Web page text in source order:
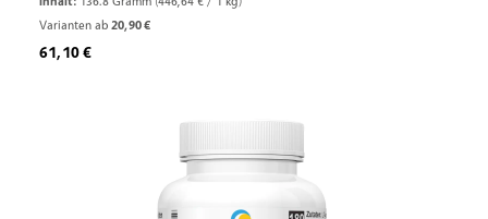
Varianten ab 20,90 €
Regulärer Preis:
61,10 €